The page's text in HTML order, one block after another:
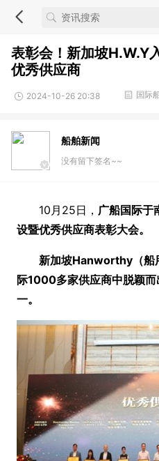
表彰会！新加坡H.W.Y
优秀供应商
2024-10-26 20:38 国际
船舶新闻
没有留下签名~~
10月25日， 广船国际于
设暨优秀供应商表彰大会。
新加坡Hanworthy （
际1000多家供应商中脱颖
一。